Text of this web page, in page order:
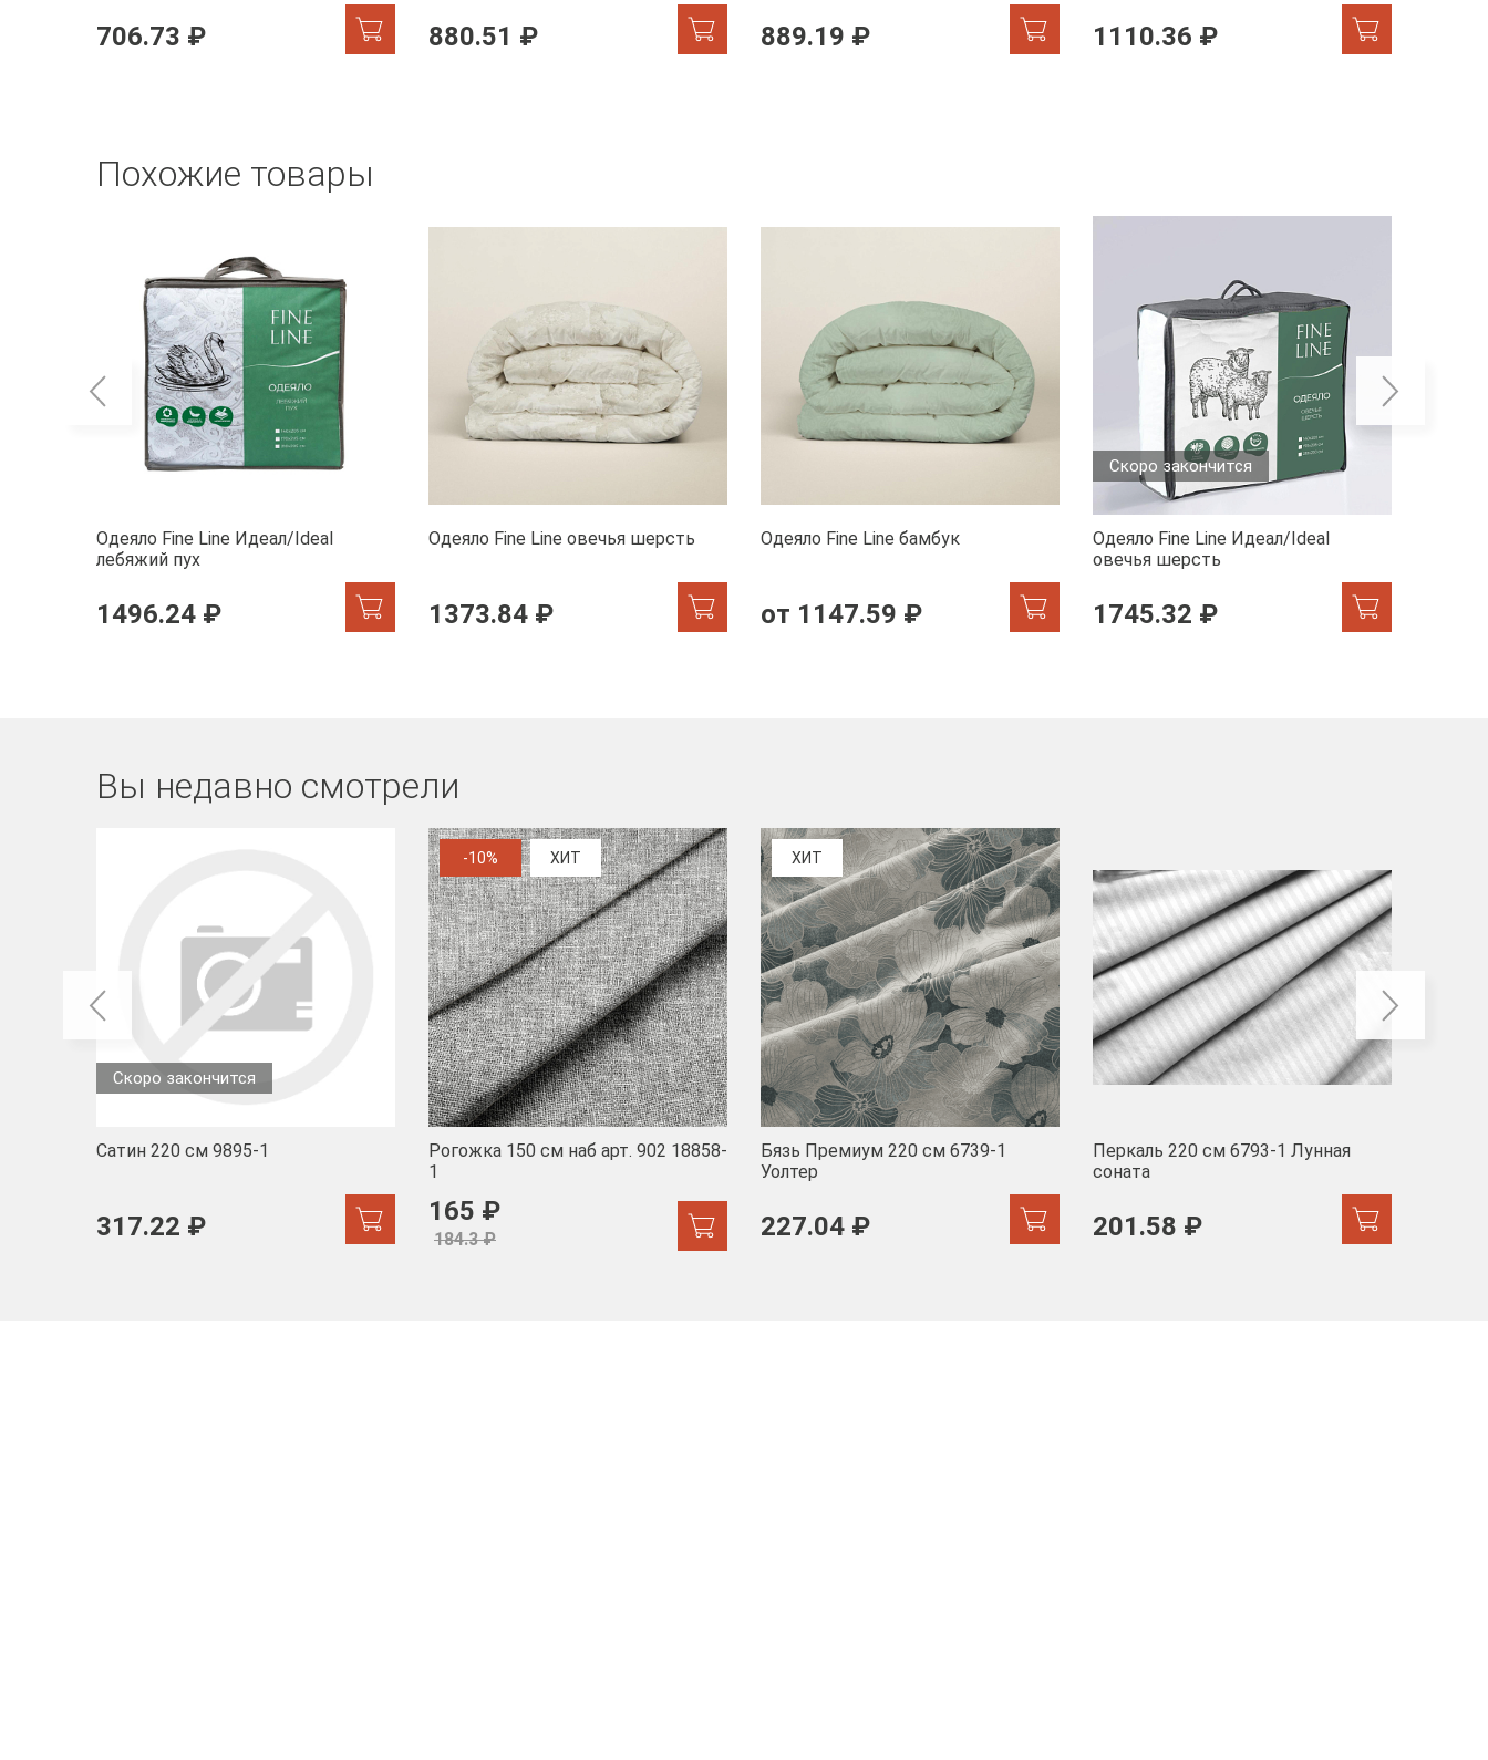
706.73 ₽ 880.51 ₽ 889.19 ₽ 1110.36 ₽
Похожие товары
Одеяло Fine Line Идеал/Ideal
лебяжий пух
1496.24 ₽
Одеяло Fine Line овечья шерсть
1373.84 ₽
Одеяло Fine Line бамбук
от 1147.59 ₽
Скоро закончится
Одеяло Fine Line Идеал/Ideal
овечья шерсть
1745.32 ₽
Вы недавно смотрели
Скоро закончится
Сатин 220 см 9895-1
317.22 ₽
-10% ХИТ
Рогожка 150 см наб арт. 902 18858-
1
165 ₽
184.3 ₽
ХИТ
Бязь Премиум 220 см 6739-1
Уолтер
227.04 ₽
Перкаль 220 см 6793-1 Лунная
соната
201.58 ₽